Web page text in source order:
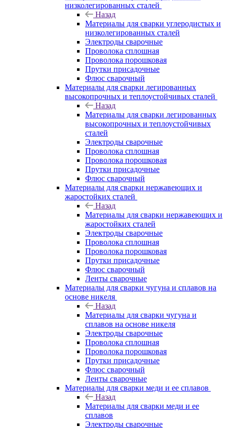
низколегированных сталей
Назад
Материалы для сварки углеродистых и
низколегированных сталей
Электроды сварочные
Проволока сплошная
Проволока порошковая
Прутки присадочные
Флюс сварочный
Материалы для сварки легированных
высокопрочных и теплоустойчивых сталей
Назад
Материалы для сварки легированных
высокопрочных и теплоустойчивых
сталей
Электроды сварочные
Проволока сплошная
Проволока порошковая
Прутки присадочные
Флюс сварочный
Материалы для сварки нержавеющих и
жаростойких сталей
Назад
Материалы для сварки нержавеющих и
жаростойких сталей
Электроды сварочные
Проволока сплошная
Проволока порошковая
Прутки присадочные
Флюс сварочный
Ленты сварочные
Материалы для сварки чугуна и сплавов на
основе никеля
Назад
Материалы для сварки чугуна и
сплавов на основе никеля
Электроды сварочные
Проволока сплошная
Проволока порошковая
Прутки присадочные
Флюс сварочный
Ленты сварочные
Материалы для сварки меди и ее сплавов
Назад
Материалы для сварки меди и ее
сплавов
Электроды сварочные